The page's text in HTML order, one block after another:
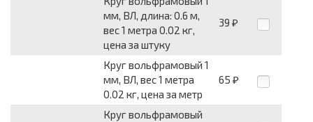
мм, ВЛ, длина: 0.6 м,
вес 1 метра 0.02 кг,
цена за штуку
39 ₽
Круг вольфрамовый 1
мм, ВЛ, вес 1 метра
0.02 кг, цена за метр
65 ₽
Круг вольфрамовый